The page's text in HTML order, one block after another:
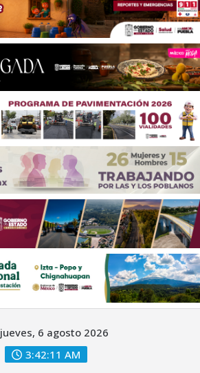
jueves, 6 agosto 2026
3:42:13 AM